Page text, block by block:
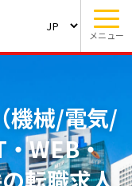
メニュー
機械/電気/
WEB・
転職求人